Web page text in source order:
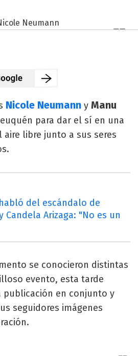
Nicole Neumann y Manu
para dar el sí en una
libre junto a sus seres
del escándalo de
Candela Arizaga: "No es un
se conocieron distintas
evento, esta tarde
publicación en conjunto y
seguidores imágenes